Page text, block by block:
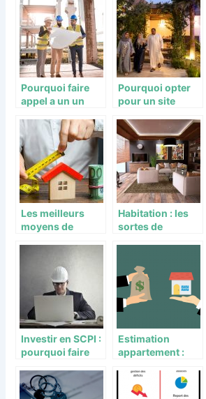
direct ?
Pourquoi faire
appel a un un
amenageur
foncier ?
Pourquoi opter
pour un site
l’achat de Riad ?
Les meilleurs
moyens de
projet d’achat
immobilier
Habitation : les
sortes de
comment en
construire une ?
Investir en SCPI :
pourquoi faire
en la matière ?
Estimation
appartement :
approches et
avantages